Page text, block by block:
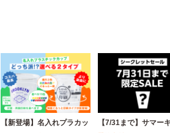
【新登場】名入れプラカッ 【7/31まで】サマー